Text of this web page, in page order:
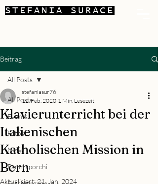
STEFANIA SURACE
Beitrag
All Posts
Events
Fotos
News
Panni sporchi
All Posts
Klavierunterricht bei der
Italienischen
Katholischen Mission in
Bern
stefaniasur76
12. Feb. 2020 1 Min. Lesezeit
Aktualisiert:21. Jan. 2024